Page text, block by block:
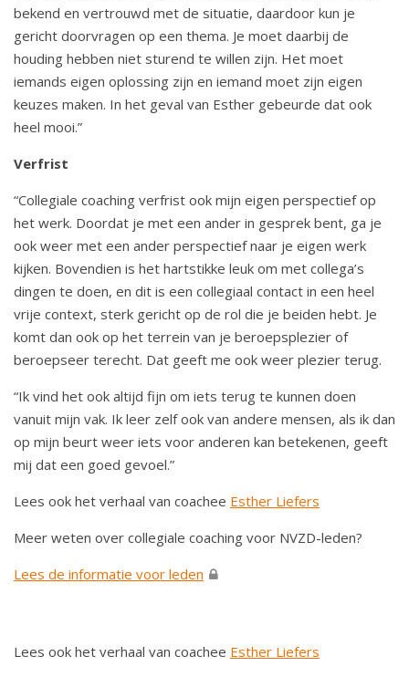
bekend en vertrouwd met de situatie, daardoor kun je
gericht doorvragen op een thema. Je moet daarbij de
houding hebben niet sturend te willen zijn. Het moet
iemands eigen oplossing zijn en iemand moet zijn eigen
keuzes maken. In het geval van Esther gebeurde dat ook
heel mooi.”
Verfrist
“Collegiale coaching verfrist ook mijn eigen perspectief op
het werk. Doordat je met een ander in gesprek bent, ga je
ook weer met een ander perspectief naar je eigen werk
kijken. Bovendien is het hartstikke leuk om met collega’s
dingen te doen, en dit is een collegiaal contact in een heel
vrije context, sterk gericht op de rol die je beiden hebt. Je
komt dan ook op het terrein van je beroepsplezier of
beroepseer terecht. Dat geeft me ook weer plezier terug.
“Ik vind het ook altijd fijn om iets terug te kunnen doen
vanuit mijn vak. Ik leer zelf ook van andere mensen, als ik dan
op mijn beurt weer iets voor anderen kan betekenen, geeft
mij dat een goed gevoel.”
Lees ook het verhaal van coachee Esther Liefers
Meer weten over collegiale coaching voor NVZD-leden?
Lees de informatie voor leden
Lees ook het verhaal van coachee Esther Liefers